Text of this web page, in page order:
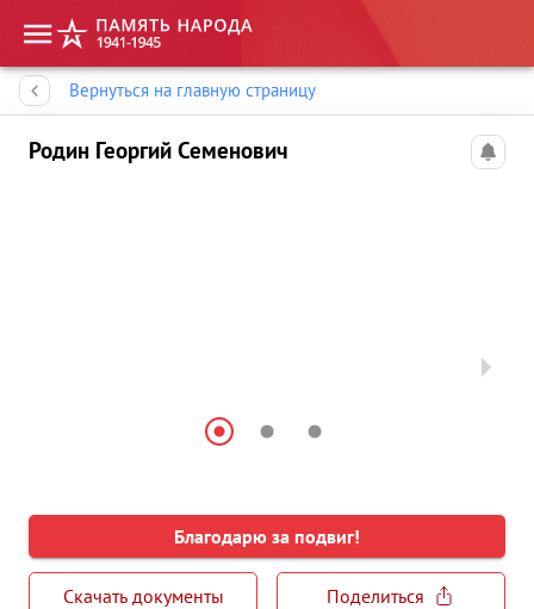
Вернуться на главную страницу
Родин Георгий Семенович
Благодарю за подвиг!
Скачать документы
Поделиться
Память народа